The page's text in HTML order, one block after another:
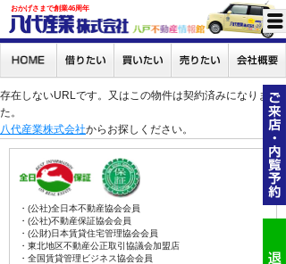
おかげさまで創業46周年
存在しないURLです。又はこの物件は契約済みになりまし
た。
八代産業株式会社からお探しください。
・(公社)全日本不動産協会会員
・(公社)不動産保証協会会員
・(公財)日本賃貸住宅管理協会会員
・東北地区不動産公正取引協議会加盟店
・全国賃貸管理ビジネス協会会員